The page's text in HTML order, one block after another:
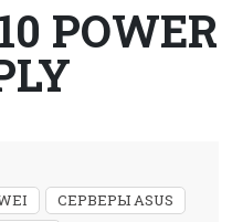
POWER
СЕРВЕРЫ ASUS